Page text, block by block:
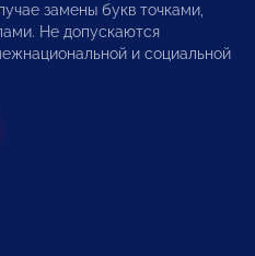
замены букв точками,
Не допускаются
и социальной